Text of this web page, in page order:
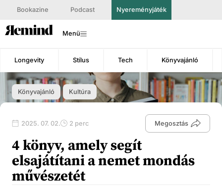
Bookazine Podcast Nyereményjáték
Menü
Longevity Stílus Tech Könyvajánló
Könyvajánló Kultúra
2025. 07. 02. 2 perc Megosztás
4 könyv, amely segít
elsajátítani a nemet mondás
művészetét